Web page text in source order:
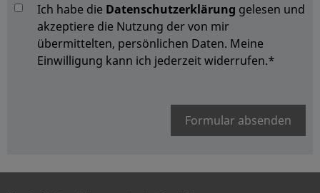
Ich habe die Datenschutzerklärung gelesen und
akzeptiere die Nutzung der von mir
übermittelten, persönlichen Daten. Meine
Einwilligung kann ich jederzeit widerrufen.*
Formular absenden